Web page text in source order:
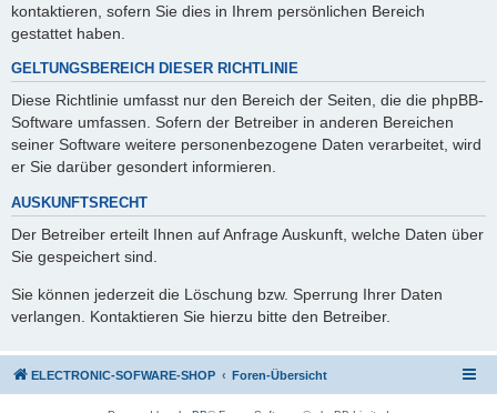
kontaktieren, sofern Sie dies in Ihrem persönlichen Bereich
gestattet haben.
GELTUNGSBEREICH DIESER RICHTLINIE
Diese Richtlinie umfasst nur den Bereich der Seiten, die die phpBB-
Software umfassen. Sofern der Betreiber in anderen Bereichen
seiner Software weitere personenbezogene Daten verarbeitet, wird
er Sie darüber gesondert informieren.
AUSKUNFTSRECHT
Der Betreiber erteilt Ihnen auf Anfrage Auskunft, welche Daten über
Sie gespeichert sind.
Sie können jederzeit die Löschung bzw. Sperrung Ihrer Daten
verlangen. Kontaktieren Sie hierzu bitte den Betreiber.
ELECTRONIC-SOFWARE-SHOP Foren-Übersicht